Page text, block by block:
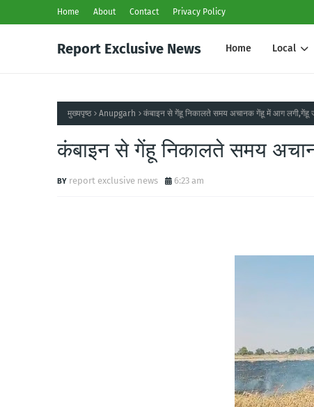
Home About Contact Privacy Policy
Report Exclusive News Home Local
मुख्यपृष्ठ Anupgarh कंबाइन से गेंहू निकालते समय अचानक गेंहू में आग
कंबाइन से गेंहू निकालते समय
report exclusive news 6:23 am